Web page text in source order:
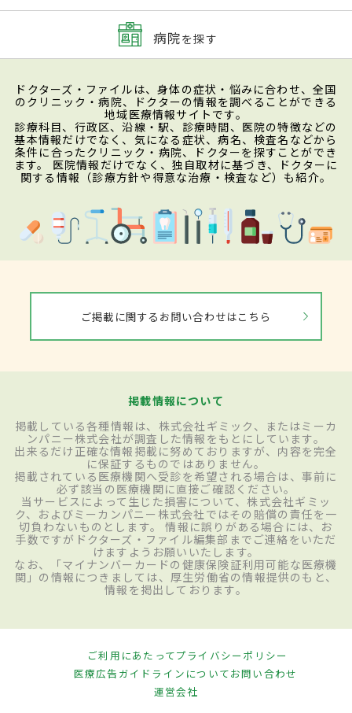
病院を探す
ドクターズ・ファイルは、身体の症状・悩みに合わせ、全国
のクリニック・病院、ドクターの情報を調べることができる
地域医療情報サイトです。
診療科目、行政区、沿線・駅、診療時間、医院の特徴などの
基本情報だけでなく、気になる症状、病名、検査名などから
条件に合ったクリニック・病院、ドクターを探すことができ
ます。 医院情報だけでなく、独自取材に基づき、ドクターに
関する情報（診療方針や得意な治療・検査など）も紹介。
ご掲載に関するお問い合わせはこちら
掲載情報について
掲載している各種情報は、株式会社ギミック、またはミーカ
ンパニー株式会社が調査した情報をもとにしています。
出来るだけ正確な情報掲載に努めておりますが、内容を完全
に保証するものではありません。
掲載されている医療機関へ受診を希望される場合は、事前に
必ず該当の医療機関に直接ご確認ください。
当サービスによって生じた損害について、株式会社ギミッ
ク、およびミーカンパニー株式会社ではその賠償の責任を一
切負わないものとします。 情報に誤りがある場合には、お
手数ですがドクターズ・ファイル編集部までご連絡をいただ
けますようお願いいたします。
なお、「マイナンバーカードの健康保険証利用可能な医療機
関」の情報につきましては、厚生労働省の情報提供のもと、
情報を掲出しております。
ご利用にあたってプライバシーポリシー
医療広告ガイドラインについてお問い合わせ
運営会社